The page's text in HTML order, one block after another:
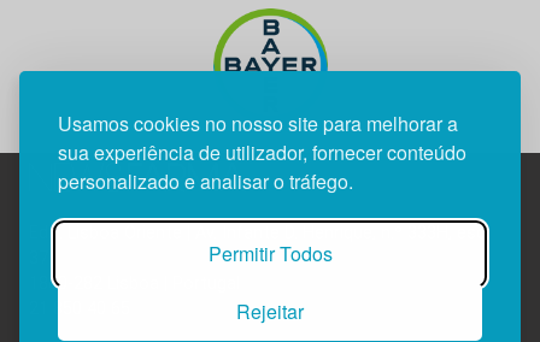
Usamos cookies no nosso site para melhorar a
sua experiência de utilizador, fornecer conteúdo
personalizado e analisar o tráfego.
Permitir Todos
Rejeitar
Edif. Lisboa Oriente | Av. Infante D. Henrique, n.º 333H, esc.
1800-282 Lisboa | Portugal